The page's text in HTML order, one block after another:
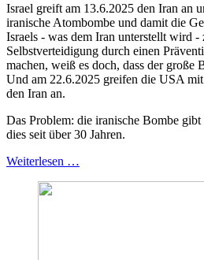
Israel greift am 13.6.2025 den Iran an
iranische Atombombe und damit die
Israels - was dem Iran unterstellt wird -
Selbstverteidigung durch einen
machen, weiß es doch, dass der große
Und am 22.6.2025 greifen die USA
den Iran an.
Das Problem: die iranische Bombe
dies seit über 30 Jahren.
Weiterlesen …